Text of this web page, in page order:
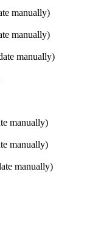
manually)
manually)
manually)
manually)
manually)
manually)